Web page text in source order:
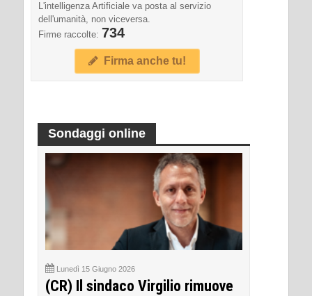
L'intelligenza Artificiale va posta al servizio
dell'umanità, non viceversa.
Firme raccolte: 734
Firma anche tu!
Sondaggi online
Lunedì 15 Giugno 2026
(CR) Il sindaco Virgilio rimuove